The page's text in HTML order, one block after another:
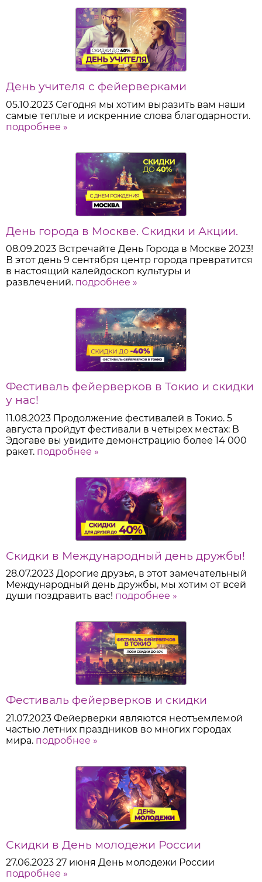
День учителя с фейерверками
05.10.2023 Сегодня мы хотим выразить вам наши
самые теплые и искренние слова благодарности.
подробнее »
День города в Москве. Скидки и Акции.
08.09.2023 Встречайте День Города в Москве 2023!
В этот день 9 сентября центр города превратится
в настоящий калейдоскоп культуры и
развлечений. подробнее »
Фестиваль фейерверков в Токио и скидки
у нас!
11.08.2023 Продолжение фестивалей в Токио. 5
августа пройдут фестивали в четырех местах: В
Эдогаве вы увидите демонстрацию более 14 000
ракет. подробнее »
Скидки в Международный день дружбы!
28.07.2023 Дорогие друзья, в этот замечательный
Международный день дружбы, мы хотим от всей
души поздравить вас! подробнее »
Фестиваль фейерверков и скидки
21.07.2023 Фейерверки являются неотъемлемой
частью летних праздников во многих городах
мира. подробнее »
Скидки в День молодежи России
27.06.2023 27 июня День молодежи России
подробнее »